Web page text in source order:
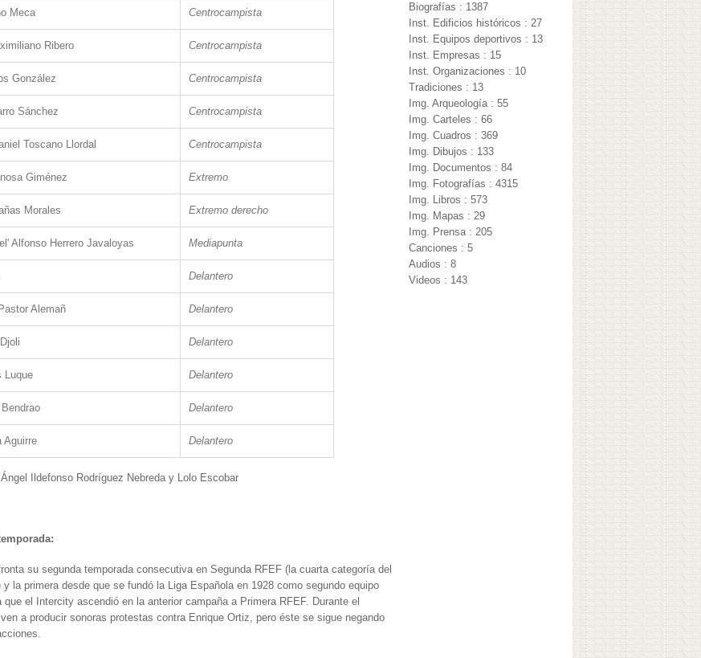
Meca Centrocampista
Ribero Centrocampista
González Centrocampista
Sánchez Centrocampista
Toscano Llordal Centrocampista
Giménez Extremo
Morales Extremo derecho
Alfonso Herrero Javaloyas Mediapunta
Delantero
Alemañ Delantero
Delantero
Luque Delantero
Delantero
Aguirre Delantero
Ildefonso Rodríguez Nebreda y Lolo Escobar
su segunda temporada consecutiva en Segunda RFEF (la cuarta categoría del
y la primera desde que se fundó la Liga Española en 1928 como segundo equipo
que el Intercity ascendió en la anterior campaña a Primera RFEF. Durante el
a producir sonoras protestas contra Enrique Ortiz, pero éste se sigue negando
Biografías : 1387
Inst. Edificios históricos : 27
Inst. Equipos deportivos : 13
Inst. Empresas : 15
Inst. Organizaciones : 10
Tradiciones : 13
Img. Arqueología : 55
Img. Carteles : 66
Img. Cuadros : 369
Img. Dibujos : 133
Img. Documentos : 84
Img. Fotografías : 4315
Img. Libros : 573
Img. Mapas : 29
Img. Prensa : 205
Canciones : 5
Audios : 8
Videos : 143